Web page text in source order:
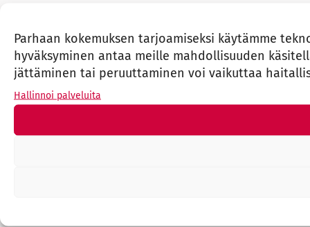
Parhaan kokemuksen tarjoamiseksi käytämme
hyväksyminen antaa meille mahdollisuuden
jättäminen tai peruuttaminen voi vaikuttaa
Hallinnoi palveluita